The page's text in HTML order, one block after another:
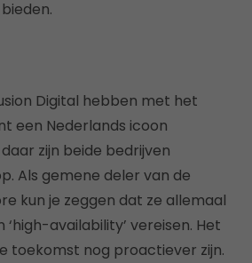
Digital hebben met het
een Nederlands icoon
zijn beide bedrijven
Als gemene deler van de
kun je zeggen dat ze allemaal
availability’ vereisen. Het
toekomst nog proactiever zijn.